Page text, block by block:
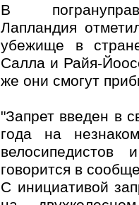
В
Лапландия
убежище в
Салла и Райя-
же они смогут
"Запрет введен в
года на
говорится в
С инициативой